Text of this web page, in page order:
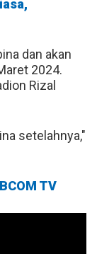
dan akan
2024.
Rizal
setelahnya,"
TV